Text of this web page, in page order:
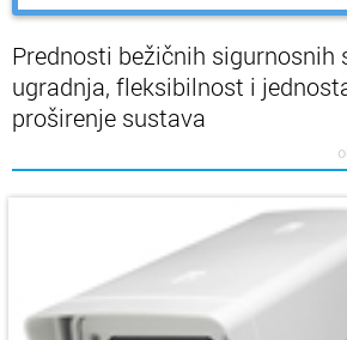
Prednosti bežičnih sigurnosnih
ugradnja, fleksibilnost i
proširenje sustava